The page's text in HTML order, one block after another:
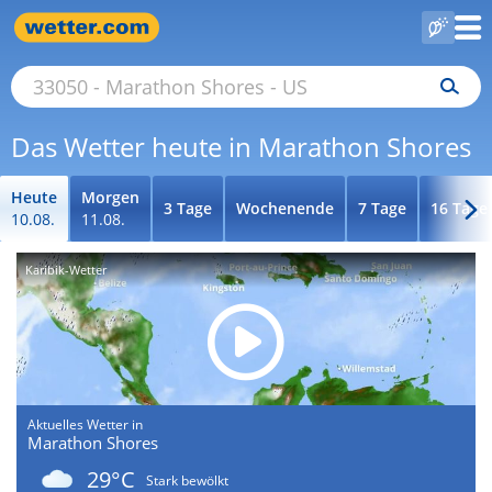
Das Wetter heute in Marathon Shores
Heute
10.08.
Morgen
11.08.
3 Tage Wochenende 7 Tage 16 Tage
Karibik-Wetter
Aktuelles Wetter in
Marathon Shores
29°C
Stark bewölkt